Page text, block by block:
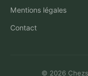
Mentions légales
Contact
© 2026